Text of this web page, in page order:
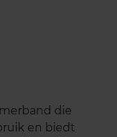
die
en biedt